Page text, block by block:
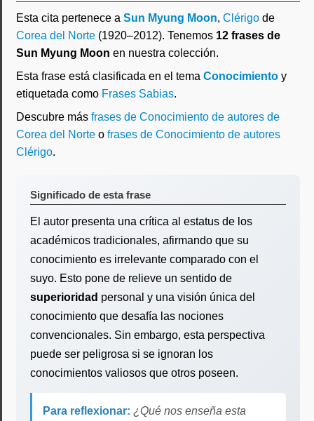
Esta cita pertenece a Sun Myung Moon, Clérigo de
Corea del Norte (1920–2012). Tenemos 12 frases de
Sun Myung Moon en nuestra colección.
Esta frase está clasificada en el tema Conocimiento y
etiquetada como Frases Sabias.
Descubre más frases de Conocimiento de autores de
Corea del Norte o frases de Conocimiento de autores
Clérigo.
Significado de esta frase
El autor presenta una crítica al estatus de los
académicos tradicionales, afirmando que su
conocimiento es irrelevante comparado con el
suyo. Esto pone de relieve un sentido de
superioridad personal y una visión única del
conocimiento que desafía las nociones
convencionales. Sin embargo, esta perspectiva
puede ser peligrosa si se ignoran los
conocimientos valiosos que otros poseen.
Para reflexionar: ¿Qué nos enseña esta